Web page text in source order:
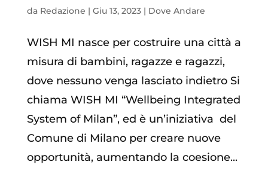
da Redazione | Giu 13, 2023| Dove Andare
WISH MI nasce per costruire una città a
misura di bambini, ragazze e ragazzi,
dove nessuno venga lasciato indietro Si
chiama WISH MI “Wellbeing Integrated
System of Milan”, ed è un’iniziativa del
Comune di Milano per creare nuove
opportunità, aumentando la coesione...